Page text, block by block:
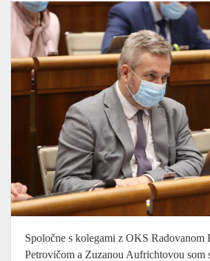
Spoločne s kolegami z OKS Radovanom
Petrovičom a Zuzanou Aufrichtovou som